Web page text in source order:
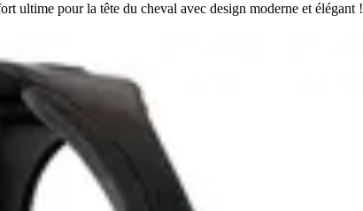
pour la tête du cheval avec design moderne et élégant !